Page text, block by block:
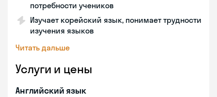
потребности учеников
Изучает корейский язык, понимает трудности
изучения языков
Читать дальше
Услуги и цены
Английский язык